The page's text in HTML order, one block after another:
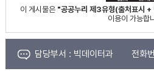
이 게시물은 "공공누리 제3유형(출처표시 +
이용이 가능합
담당부서 : 빅데이터과 전화